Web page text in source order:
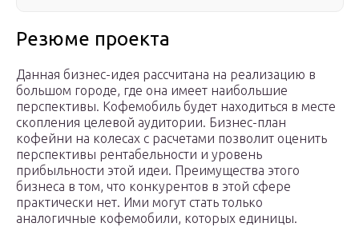
Резюме проекта
Данная бизнес-идея рассчитана на реализацию в
большом городе, где она имеет наибольшие
перспективы. Кофемобиль будет находиться в месте
скопления целевой аудитории. Бизнес-план
кофейни на колесах с расчетами позволит оценить
перспективы рентабельности и уровень
прибыльности этой идеи. Преимущества этого
бизнеса в том, что конкурентов в этой сфере
практически нет. Ими могут стать только
аналогичные кофемобили, которых единицы.